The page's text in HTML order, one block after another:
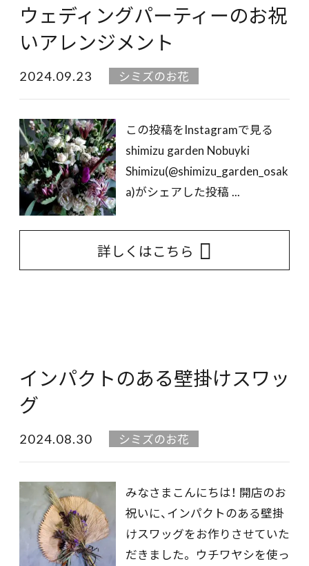
ウェディングパーティーのお祝
いアレンジメント
2024.09.23 シミズのお花
この投稿をInstagramで見る
shimizu garden Nobuyki
Shimizu(@shimizu_garden_osak
a)がシェアした投稿 ...
詳しくはこちら
インパクトのある壁掛けスワッ
グ
2024.08.30 シミズのお花
みなさまこんにちは！ 開店のお
祝いに、インパクトのある壁掛
けスワッグをお作りさせていた
だきました。 ウチワヤシを使っ